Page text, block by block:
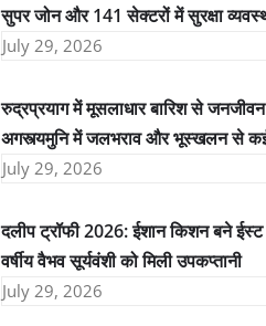
सुपर जोन और 141 सेक्टरों में सुरक्षा
July 29, 2026
रुद्रप्रयाग में मूसलाधार बारिश से
अगस्त्यमुनि में जलभराव और भूस्खलन से
July 29, 2026
दलीप ट्रॉफी 2026: ईशान किशन बने
वर्षीय वैभव सूर्यवंशी को मिली उपकप्तानी
July 29, 2026